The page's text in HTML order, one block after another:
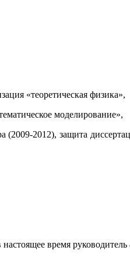
«теоретическая физика»,
моделирование»,
2012), защита
время руководитель